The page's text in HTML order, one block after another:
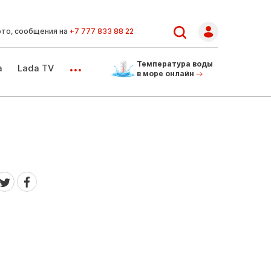
сообщения на +7 777 833 88 22
Lada TV ...
Температура воды
в море онлайн